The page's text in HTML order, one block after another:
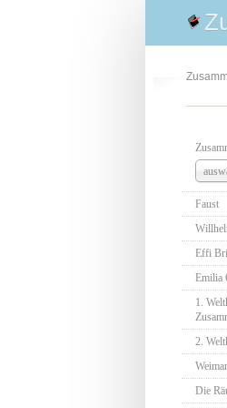
Faust
Effi
Emilia
1.
2.
Die